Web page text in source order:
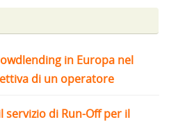
in Europa nel
di un operatore
servizio di Run-Off per il